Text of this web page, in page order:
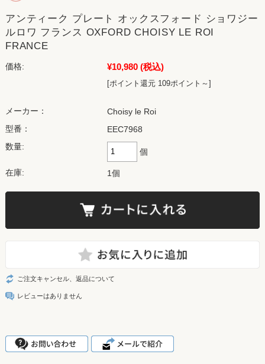
アンティーク プレート オックスフォード ショワジー
ルロワ フランス OXFORD CHOISY LE ROI
FRANCE
価格: ¥10,980 (税込)
[ポイント還元 109ポイント～]
メーカー：
Choisy le Roi
型番：
EEC7968
数量:
個
在庫: 1個
ご注文キャンセル、返品について
レビューはありません